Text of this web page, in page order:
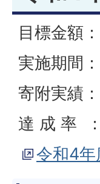
目標金額
実施期間
寄附実績：
達 成 率 ：
令和4年